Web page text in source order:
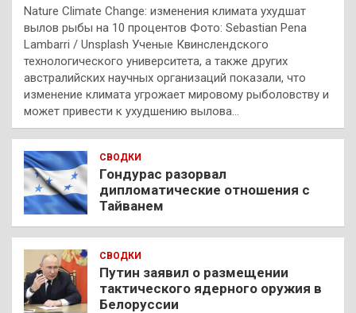
Nature Climate Change: изменения климата ухудшат
вылов рыбы на 10 процентов Фото: Sebastian Pena
Lambarri / Unsplash Ученые Квинслендского
технологического университета, а также других
австралийских научных организаций показали, что
изменение климата угрожает мировому рыболовству и
может привести к ухудшению вылова…
СВОДКИ
Гондурас разорвал
дипломатические отношения с
Тайванем
СВОДКИ
Путин заявил о размещении
тактического ядерного оружия в
Белоруссии